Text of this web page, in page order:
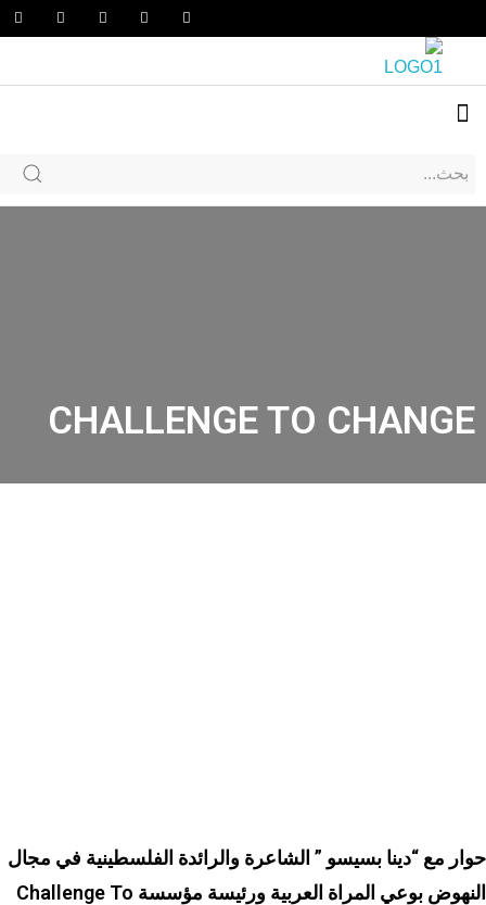
CHALLENGE TO CHANGE
حوار مع “دينا بسيسو ” الشاعرة والرائدة الفلسطينية في مجال
النهوض بوعي المراة العربية ورئيسة مؤسسة Challenge To